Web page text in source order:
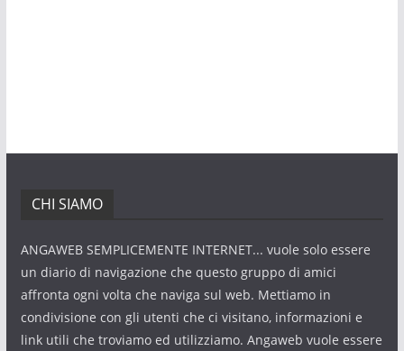
CHI SIAMO
ANGAWEB SEMPLICEMENTE INTERNET... vuole solo essere
un diario di navigazione che questo gruppo di amici
affronta ogni volta che naviga sul web. Mettiamo in
condivisione con gli utenti che ci visitano, informazioni e
link utili che troviamo ed utilizziamo. Angaweb vuole essere